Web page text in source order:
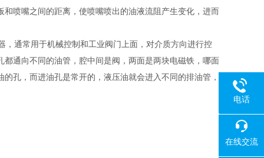
喷嘴之间的距离，使喷嘴喷出的油液流阻产生变化，进而
，通常用于机械控制和工业阀门上面，对介质方向进行控
通向不同的油管，腔中间是阀，两面是两块电磁铁，哪面
孔，而进油孔是常开的，液压油就会进入不同的排油管，
电话
在线交流